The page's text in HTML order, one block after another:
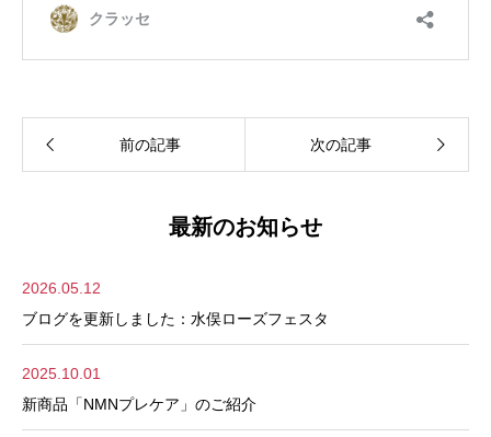
最新のお知らせ
2026.05.12
ブログを更新しました：水俣ローズフェスタ
2025.10.01
新商品「NMNプレケア」のご紹介